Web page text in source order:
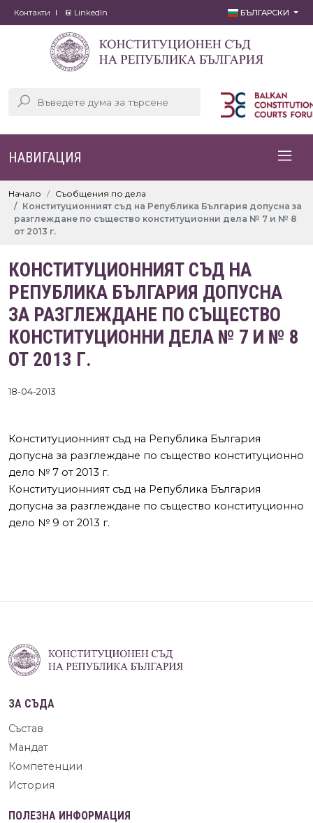
Контакти LinkedIn БЪЛГАРСКИ
НАВИГАЦИЯ
Начало
Съобщения по дела
Конституционният съд на Република България допусна за
разглеждане по същество конституционни дела № 7 и № 8
от 2013 г.
КОНСТИТУЦИОННИЯТ СЪД НА
РЕПУБЛИКА БЪЛГАРИЯ ДОПУСНА
ЗА РАЗГЛЕЖДАНЕ ПО СЪЩЕСТВО
КОНСТИТУЦИОННИ ДЕЛА № 7 И № 8
ОТ 2013 Г.
18-04-2013
Конституционният съд на Република България
допусна за разглеждане по същество конституционно
дело № 7 от 2013 г.
Конституционният съд на Република България
допусна за разглеждане по същество конституционно
дело № 9 от 2013 г.
ЗА СЪДА
Състав
Мандат
Компетенции
История
ПОЛЕЗНА ИНФОРМАЦИЯ